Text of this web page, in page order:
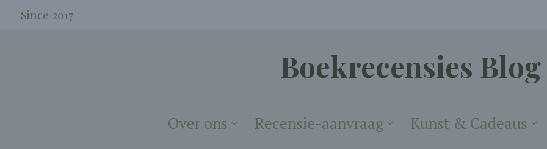
Since 2017
Boekrecensies Blog
Over ons Recensie-aanvraag Kunst & Cadeaus